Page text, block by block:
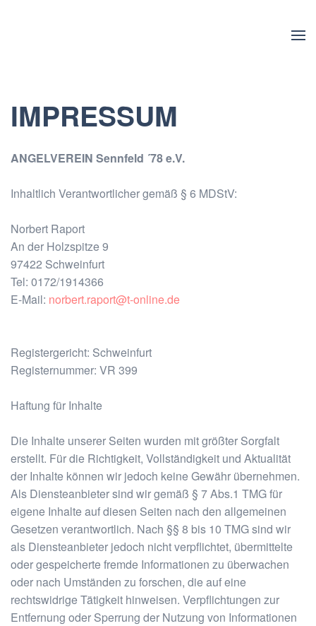
IMPRESSUM
ANGELVEREIN Sennfeld ´78 e.V.
Inhaltlich Verantwortlicher gemäß § 6 MDStV:
Norbert Raport
An der Holzspitze 9
97422 Schweinfurt
Tel: 0172/1914366
E-Mail: norbert.raport@t-online.de
Registergericht: Schweinfurt
Registernummer: VR 399
Haftung für Inhalte
Die Inhalte unserer Seiten wurden mit größter Sorgfalt
erstellt. Für die Richtigkeit, Vollständigkeit und Aktualität
der Inhalte können wir jedoch keine Gewähr übernehmen.
Als Diensteanbieter sind wir gemäß § 7 Abs.1 TMG für
eigene Inhalte auf diesen Seiten nach den allgemeinen
Gesetzen verantwortlich. Nach §§ 8 bis 10 TMG sind wir
als Diensteanbieter jedoch nicht verpflichtet, übermittelte
oder gespeicherte fremde Informationen zu überwachen
oder nach Umständen zu forschen, die auf eine
rechtswidrige Tätigkeit hinweisen. Verpflichtungen zur
Entfernung oder Sperrung der Nutzung von Informationen